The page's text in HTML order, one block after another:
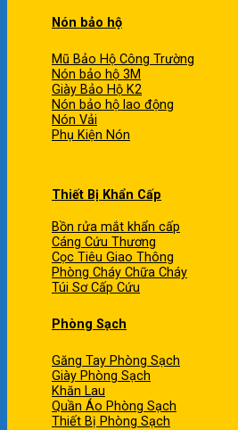
Nón bảo hộ
Mũ Bảo Hộ Công Trường
Nón bảo hộ 3M
Giày Bảo Hộ K2
Nón bảo hộ lao động
Nón Vải
Phụ Kiện Nón
Thiết Bị Khẩn Cấp
Bồn rửa mắt khẩn cấp
Cáng Cứu Thương
Cọc Tiêu Giao Thông
Phòng Cháy Chữa Cháy
Túi Sơ Cấp Cứu
Phòng Sạch
Găng Tay Phòng Sạch
Giày Phòng Sạch
Khăn Lau
Quần Áo Phòng Sạch
Thiết Bị Phòng Sạch